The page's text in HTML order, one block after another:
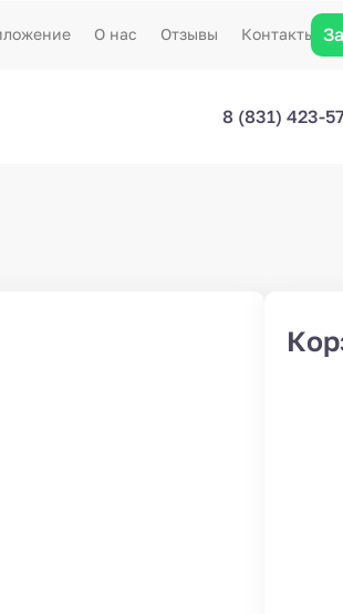
О нас Отзывы Контакты
8 (831) 423-